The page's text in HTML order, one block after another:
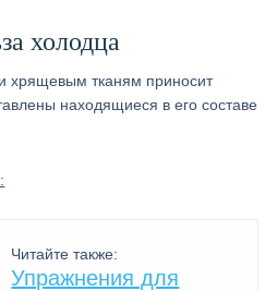
холодца
хрящевым тканям приносит
находящиеся в его составе
Читайте также:
Упражнения для